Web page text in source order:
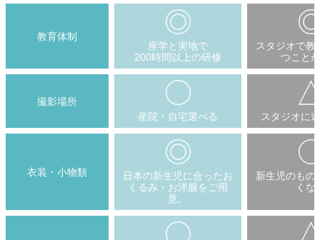
教育体制
座学と実地で
200時間以上の研修
スタジオで教
つこと
撮影場所
産院・自宅選べる
スタジオに
衣装・小物類
日本の新生児に合ったお
くるみ・お洋服をご用
意。
新生児のもの
くな